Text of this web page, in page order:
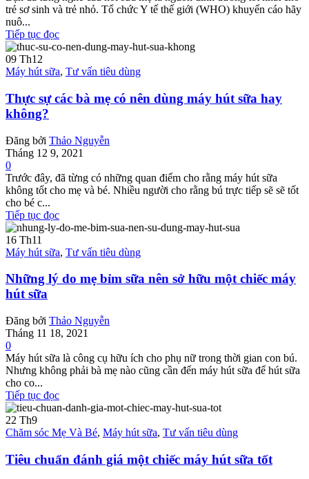
trẻ sơ sinh và trẻ nhỏ. Tổ chức Y tế thế giới (WHO) khuyến cáo hãy
nuô...
Tiếp tục đọc
09 Th12
Máy hút sữa, Tư vấn tiêu dùng
Thực sự các bà mẹ có nên dùng máy hút sữa hay
không?
Đăng bởi Thảo Nguyễn
Tháng 12 9, 2021
0
Trước đây, đã từng có những quan điểm cho rằng máy hút sữa
không tốt cho mẹ và bé. Nhiều người cho rằng bú trực tiếp sẽ sẽ tốt
cho bé c...
Tiếp tục đọc
16 Th11
Máy hút sữa, Tư vấn tiêu dùng
Những lý do mẹ bỉm sữa nên sở hữu một chiếc máy
hút sữa
Đăng bởi Thảo Nguyễn
Tháng 11 18, 2021
0
Máy hút sữa là công cụ hữu ích cho phụ nữ trong thời gian con bú.
Nhưng không phải bà mẹ nào cũng cần đến máy hút sữa để hút sữa
cho co...
Tiếp tục đọc
22 Th9
Chăm sóc Mẹ Và Bé, Máy hút sữa, Tư vấn tiêu dùng
Tiêu chuẩn đánh giá một chiếc máy hút sữa tốt